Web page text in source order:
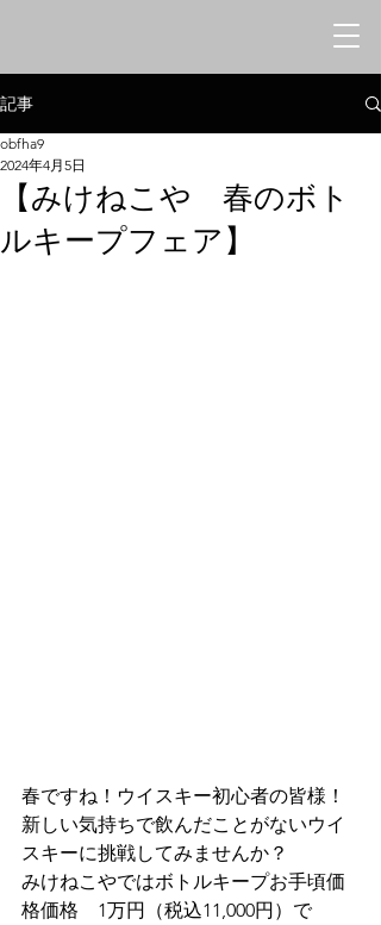
記事
【みけねこや 春のボト
ルキープフェア】
obfha9
2024年4月5日
春ですね！ウイスキー初心者の皆様！
新しい気持ちで飲んだことがないウイ
スキーに挑戦してみませんか？
みけねこやではボトルキープお手頃価
格価格　1万円（税込11,000円）で